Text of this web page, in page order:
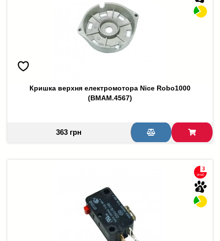
Кришка верхня електромотора Nice Robo1000
(BMAM.4567)
363 грн